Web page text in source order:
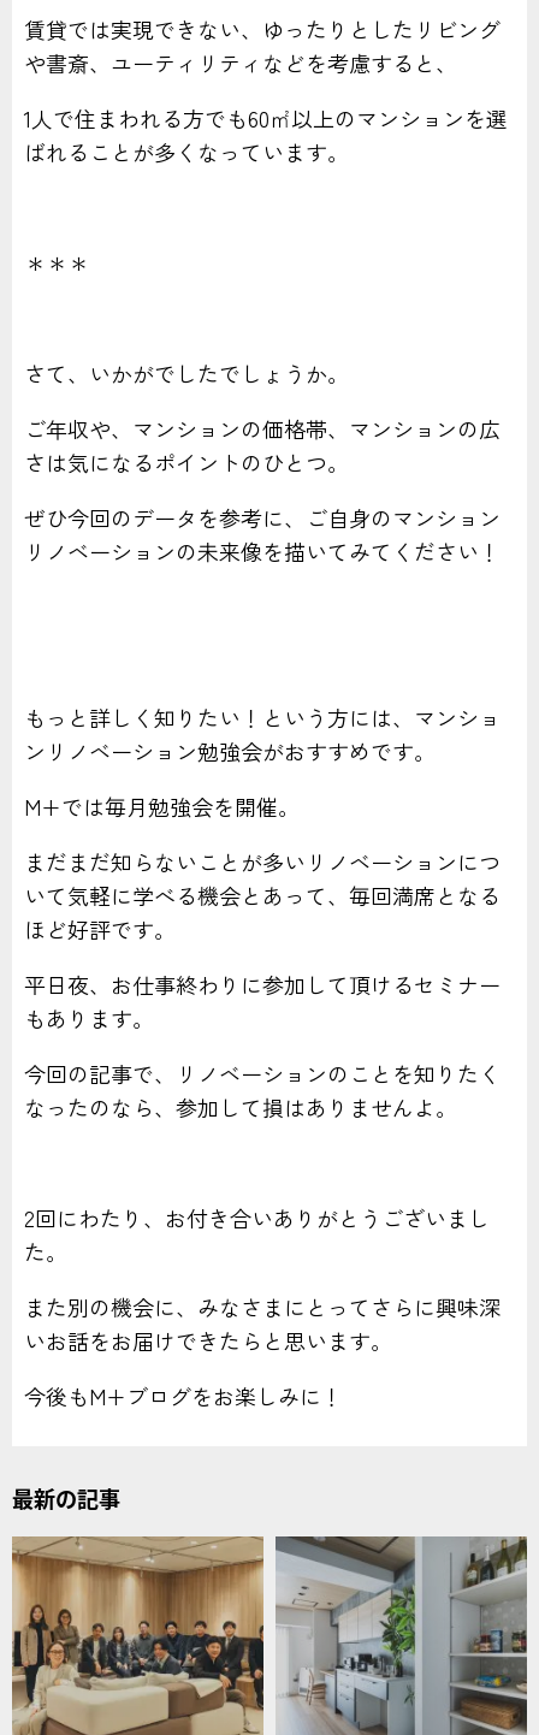
賃貸では実現できない、ゆったりとしたリビング
や書斎、ユーティリティなどを考慮すると、
1人で住まわれる方でも60㎡以上のマンションを選
ばれることが多くなっています。
＊＊＊
さて、いかがでしたでしょうか。
ご年収や、マンションの価格帯、マンションの広
さは気になるポイントのひとつ。
ぜひ今回のデータを参考に、ご自身のマンション
リノベーションの未来像を描いてみてください！
もっと詳しく知りたい！という方には、マンショ
ンリノベーション勉強会がおすすめです。
M+では毎月勉強会を開催。
まだまだ知らないことが多いリノベーションにつ
いて気軽に学べる機会とあって、毎回満席となる
ほど好評です。
平日夜、お仕事終わりに参加して頂けるセミナー
もあります。
今回の記事で、リノベーションのことを知りたく
なったのなら、参加して損はありませんよ。
2回にわたり、お付き合いありがとうございまし
た。
また別の機会に、みなさまにとってさらに興味深
いお話をお届けできたらと思います。
今後もM+ブログをお楽しみに！
最新の記事